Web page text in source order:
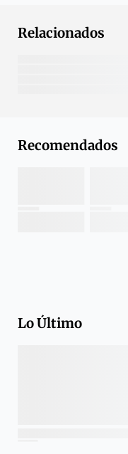
Relacionados
Recomendados
Lo Último